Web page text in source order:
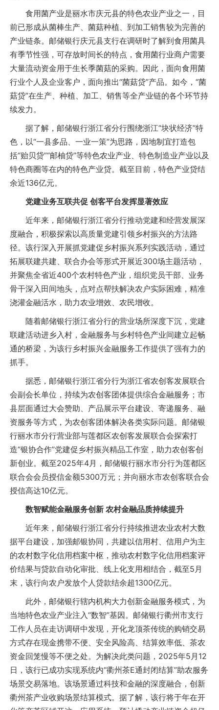
食用菌产业是丽水市庆元县的特色农业产业之一，目
前已形成从菌棒生产、菌菇种植、到加工销售较为完善的
产业链条。邮储银行庆元县支行在调研时了解到食用菌具
有季节性强，可存放时间长的特点，食用菌行业商户需要
大量流动资金用于生长季菌菇的采购。因此，面向食用菌
行业个人及企业客户，面向推出“菌菇贷”产品。如今，“菌
菇贷”在生产、种植、加工、销售等全产业链的各个环节持
续发力。
据了解，邮储银行浙江省分行围绕浙江“块状经济”特
色，以“一县多品、一业一策”为思路，因地制宜打造包
括“贻贝贷”“邮柚贷”等特色农业产业、特色制造业产业以及
特色商圈等在内的特色产业贷。截至目前，特色产业贷结
余近136亿元。
党建业务互联共促 创客平台发挥显著效应
近年来，邮储银行浙江省分行推动党建和经营发展深
度融合，积极探索以高质量党建引领乡村振兴的方法路
径。该行深入开展抓党建促乡村振兴系列实践活动，通过
拓展联建共建、联合办会等形式开展近300场主题活动，
并聚焦全省近400个农村特色产业，组织党员干部、业务
骨干深入田间地头，点对点帮扶解决农户实际困难，精准
浇灌金融活水，助力农业增效、农民增收。
随着邮储银行浙江省分行的营业场所深度下沉，党建
联建活动进乡入村，金融服务与乡村特色产业间建立起畅
通的桥梁，为该行乡村振兴金融服务工作提供了强有力的
抓手。
据悉，邮储银行浙江省分行为浙江省农创客发展联合
会副会长单位，持续为农创客团体提供综合金融服务；市
县层面通过大会赞助、产品展示平台建设、寄递服务、融
资服务等方式，为农创客团体解决各类实际问题。邮储银
行丽水市分行营业部与莲都区农创客发展联合会探索打
造“银协合作”党建促乡村振兴精品工作室，助力农创客创
新创业。截至2025年4月，邮储银行丽水市分行为莲都区
联合会会员授信金额5300万元；并向丽水市农创客联合会
授信高达10亿元。
数智赋能金融服务创新 农村金融品质持续提升
近年来，邮储银行浙江省分行持续推进农业农村大数
据平台建设，加强邮银协同，共建以信用村、信用户为主
的农村数字化信用档案中枢，推动农村数字化信用档案评
价结果与贷款自动化审批、线上化支用相结合，截至5月
末，该行向农户发放个人贷款结余超1300亿元。
此外，邮储银行辖内机构大力创新金融服务模式，为
当地特色农业产业注入“数智”基因。邮储银行衢州市支行
工作人员在走访调研中发现，开化龙顶茶传统的购销交易
方式存在现金携带不便、安全风险高、结算效率低、茶农
资金回笼慢等不便之处。为解决此类问题，2025年5月12
日，该行已成功实现系统内“衢州茶E通封闭结算”助农服务
场景交易落地。该场景通过科技和金融的深度融合，创新
衢州茶产业收购场景结算模式。据了解，该行将于年在开